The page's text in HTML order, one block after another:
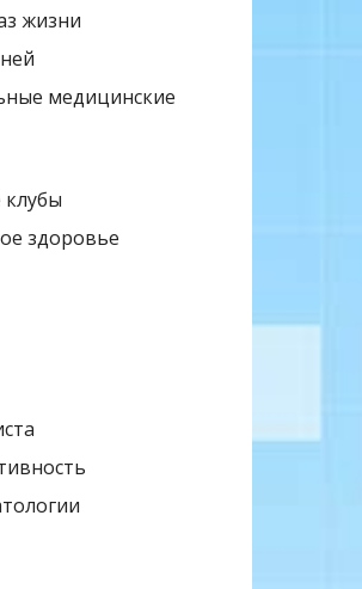
жизни
медицинские
здоровье